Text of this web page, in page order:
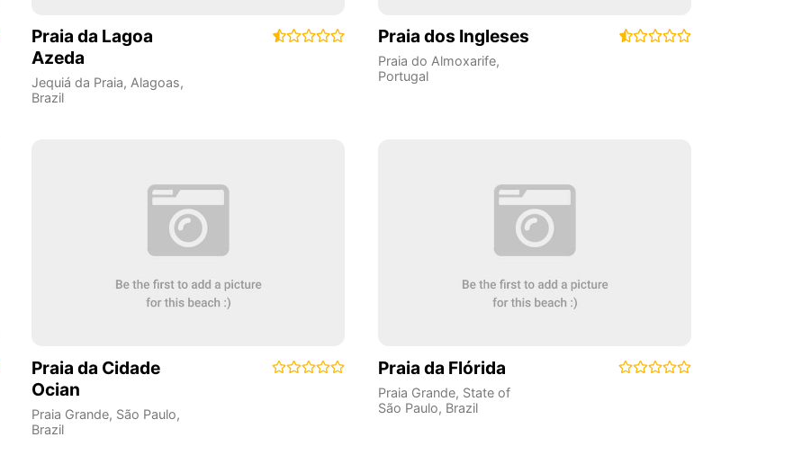
Praia da Lagoa
Azeda
Jequiá da Praia, Alagoas,
Brazil
Praia dos Ingleses
Praia do Almoxarife,
Portugal
Praia da Cidade
Ocian
Praia Grande, São Paulo,
Brazil
Praia da Flórida
Praia Grande, State of
São Paulo, Brazil